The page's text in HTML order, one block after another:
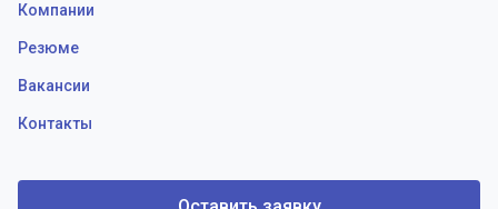
Компании
Резюме
Вакансии
Контакты